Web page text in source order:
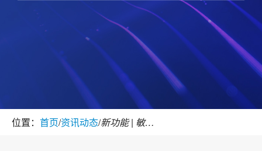
位置： 首页/资讯动态/ 新功能 | 敏捷的化学结构绘制工具，iLabPower Draw让化学家更专注研发